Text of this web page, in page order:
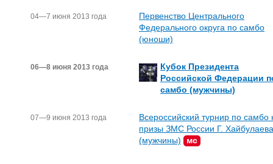
04—7 июня 2013 года
Первенство Центрального
Федерального округа по самбо
(юноши)
06—8 июня 2013 года
Кубок Президента
Российской Федерации
самбо (мужчины)
07—9 июня 2013 года
Всероссийский турнир по самбо
призы ЗМС России Г. Хайбулаева
(мужчины)
мс